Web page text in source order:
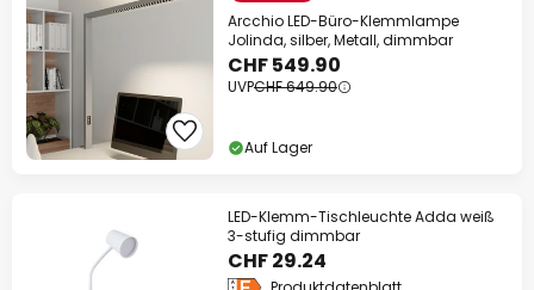
Arcchio LED-Büro-Klemmlampe
Jolinda, silber, Metall, dimmbar
CHF 549.90
UVPCHF 649.90
Auf Lager
LED-Klemm-Tischleuchte Adda weiß
3-stufig dimmbar
CHF 29.24